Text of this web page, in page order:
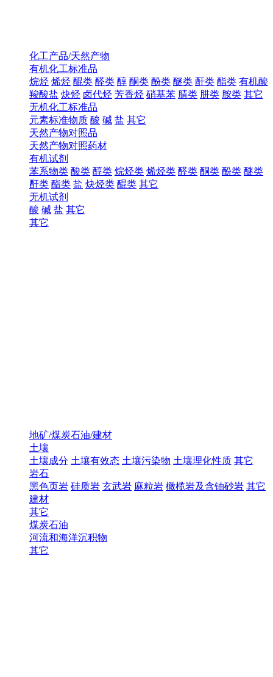
化工产品/天然产物
有机化工标准品
烷烃 烯烃 醌类 醛类 醇 酮类 酚类 醚类 酐类 酯类 有机酸
羧酸盐 炔烃 卤代烃 芳香烃 硝基苯 腈类 肼类 胺类 其它
无机化工标准品
元素标准物质 酸 碱 盐 其它
天然产物对照品
天然产物对照药材
有机试剂
苯系物类 酸类 醇类 烷烃类 烯烃类 醛类 酮类 酚类 醚类
酐类 酯类 盐 炔烃类 醌类 其它
无机试剂
酸 碱 盐 其它
其它
地矿/煤炭石油/建材
土壤
土壤成分 土壤有效态 土壤污染物 土壤理化性质 其它
岩石
黑色页岩 硅质岩 玄武岩 麻粒岩 橄榄岩及含铀砂岩 其它
建材
其它
煤炭石油
河流和海洋沉积物
其它